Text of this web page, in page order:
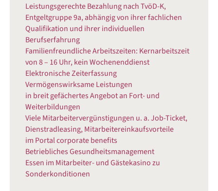
Leistungsgerechte Bezahlung nach TvöD-K,
Entgeltgruppe 9a, abhängig von ihrer fachlichen
Qualifikation und ihrer individuellen
Berufserfahrung
Familienfreundliche Arbeitszeiten: Kernarbeitszeit
von 8 – 16 Uhr, kein Wochenenddienst
Elektronische Zeiterfassung
Vermögenswirksame Leistungen
in breit gefächertes Angebot an Fort- und
Weiterbildungen
Viele Mitarbeitervergünstigungen u. a. Job-Ticket,
Dienstradleasing, Mitarbeitereinkaufsvorteile
im Portal corporate benefits
Betriebliches Gesundheitsmanagement
Essen im Mitarbeiter- und Gästekasino zu
Sonderkonditionen